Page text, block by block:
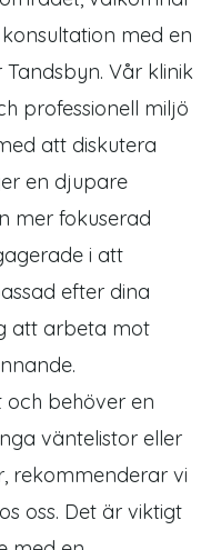
med en
Vår klinik
professionell miljö
att diskutera
en djupare
mer fokuserad
i att
efter dina
att arbeta mot
behöver en
väntelistor eller
rekommenderar vi
oss. Det är viktigt